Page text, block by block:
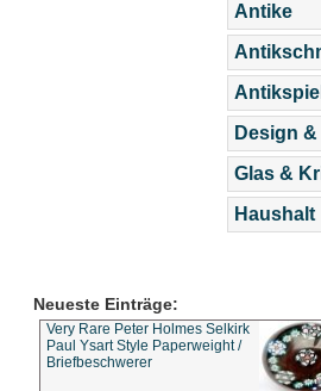
Antike
Design &
Glas &
Haushalt
Neueste Einträge:
Very Rare Peter Holmes Selkirk
Paul Ysart Style Paperweight /
Briefbeschwerer